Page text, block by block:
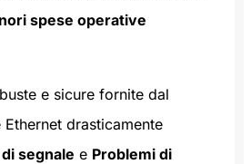
spese operative
e sicure fornite dal
drasticamente
segnale e Problemi di